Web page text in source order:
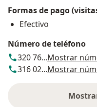
Formas de pago
Efectivo
Número de teléfono
320 76...Mostrar
316 02...Mostrar